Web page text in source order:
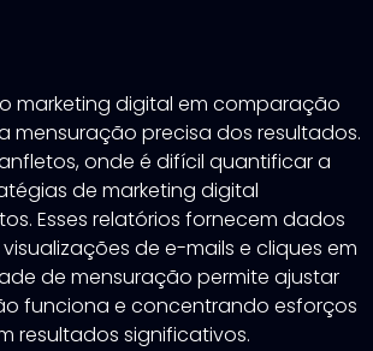
marketing digital em comparação
mensuração precisa dos resultados.
onde é difícil quantificar a
de marketing digital
Esses relatórios fornecem dados
de e-mails e cliques em
de mensuração permite ajustar
funciona e concentrando esforços
resultados significativos.